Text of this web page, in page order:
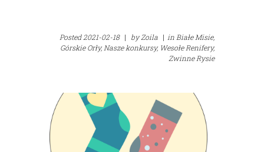
Posted2021-02-18 | byZoila | in Białe Misie,
Górskie Orły, Nasze konkursy, Wesołe Renifery,
Zwinne Rysie